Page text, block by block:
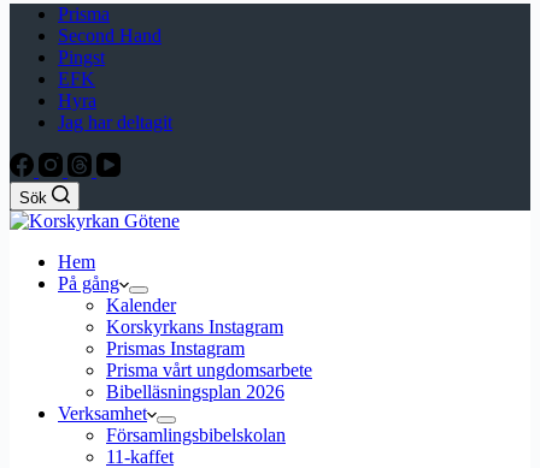
Prisma
Second Hand
Pingst
EFK
Hyra
Jag har deltagit
Sök
Hem
På gång
Kalender
Korskyrkans Instagram
Prismas Instagram
Prisma vårt ungdomsarbete
Bibelläsningsplan 2026
Verksamhet
Församlingsbibelskolan
11-kaffet